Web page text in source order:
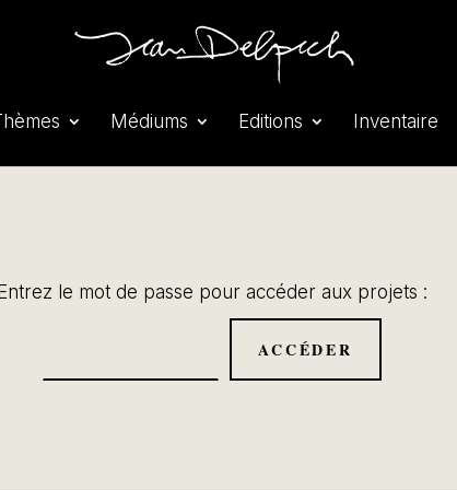
Médiums Editions Inventaire
Entrez le mot de passe pour accéder aux projets :